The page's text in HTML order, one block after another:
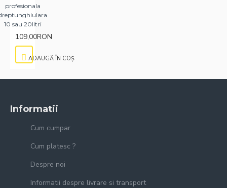
profesionala
10 sau 20litri
109,00RON
ADAUGĂ ÎN COŞ
Informatii
Cum cumpar
Cum platesc ?
Despre noi
Informatii despre livrare si transport